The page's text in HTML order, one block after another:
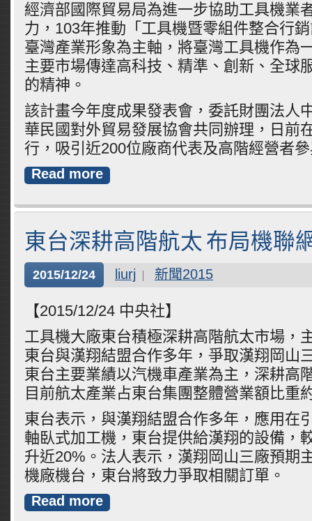
經濟部國際貿易局為進一步協助工具機業
力，103年推動「工具機暨零組件整合行
臺灣產業形象為主軸，將臺灣工具機作為
主要市場傳達高科技、精準、創新、全球
的精神。
該計畫今年度成果發表會，委託財團法人
華民國對外貿易發展協會共同辦理，日前
行，吸引近200位廠商代表及高階經營者
Read more
東台深耕高階航太 布局機聯
2015/12/24 liurj 新聞2015
【2015/12/24 中央社】
工具機大廠東台積極深耕高階航太市場，
東台與漢翔結盟合作多年，爭取漢翔岡山
東台主要業績以汽機車產業為主，深耕高
目前航太產業占東台集團整體營業額比重
東台表示，與漢翔結盟合作多年，應用在
軸臥式加工機，東台提供給漢翔的設備，
升近20%。法人表示，漢翔岡山三廠預期
機廠機台，東台將致力爭取相關訂單。
Read more